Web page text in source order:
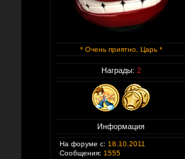
* Очень приятно, Царь *
Награды: 2
Информация
На форуме с: 18.10.2011
Сообщения: 1555